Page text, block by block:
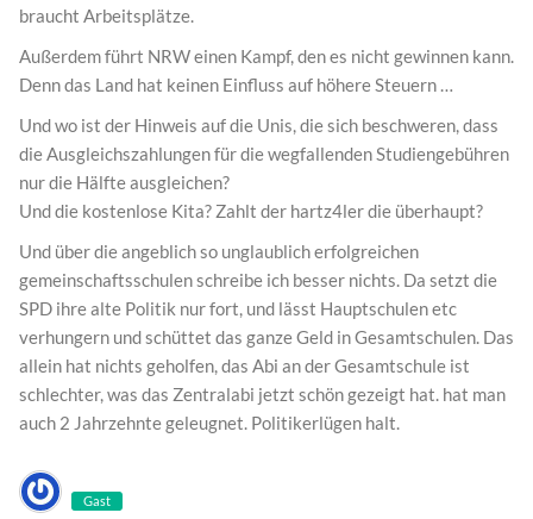
braucht Arbeitsplätze.
Außerdem führt NRW einen Kampf, den es nicht gewinnen kann.
Denn das Land hat keinen Einfluss auf höhere Steuern …
Und wo ist der Hinweis auf die Unis, die sich beschweren, dass
die Ausgleichszahlungen für die wegfallenden Studiengebühren
nur die Hälfte ausgleichen?
Und die kostenlose Kita? Zahlt der hartz4ler die überhaupt?
Und über die angeblich so unglaublich erfolgreichen
gemeinschaftsschulen schreibe ich besser nichts. Da setzt die
SPD ihre alte Politik nur fort, und lässt Hauptschulen etc
verhungern und schüttet das ganze Geld in Gesamtschulen. Das
allein hat nichts geholfen, das Abi an der Gesamtschule ist
schlechter, was das Zentralabi jetzt schön gezeigt hat. hat man
auch 2 Jahrzehnte geleugnet. Politikerlügen halt.
Gast